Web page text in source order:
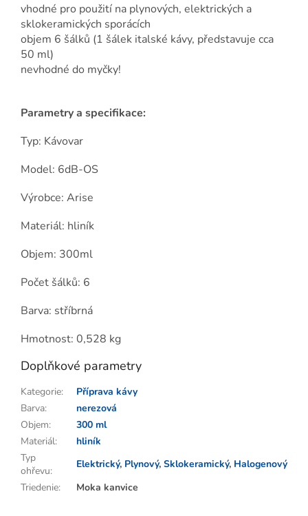
vhodné pro použití na plynových, elektrických a
sklokeramických sporácích
objem 6 šálků (1 šálek italské kávy, představuje cca
50 ml)
nevhodné do myčky!
Parametry a specifikace:
Typ: Kávovar
Model: 6dB-OS
Výrobce: Arise
Materiál: hliník
Objem: 300ml
Počet šálků: 6
Barva: stříbrná
Hmotnost: 0,528 kg
Doplňkové parametry
Kategorie:
Příprava kávy
Barva:
nerezová
Objem:
300 ml
Materiál:
hliník
Typ
ohřevu:
Elektrický, Plynový, Sklokeramický, Halogenový
Triedenie: Moka kanvice